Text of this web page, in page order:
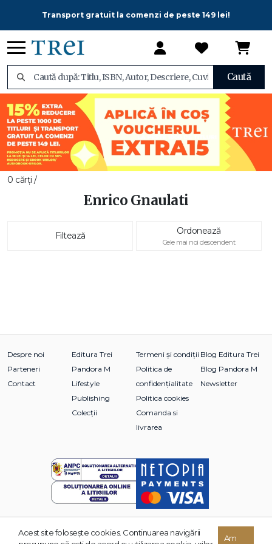
Transport gratuit la comenzi de peste 149 lei!
Caută
0 cărți /
Enrico Gnaulati
Filtează Ordonează
Cele mai noi descendent
Despre noi
Parteneri
Contact
Editura Trei
Pandora M
Lifestyle
Publishing
Colecții
Termeni și condiții
Politica de
confidențialitate
Politica cookies
Comanda si
livrarea
Blog Editura Trei
Blog Pandora M
Newsletter
© 2026 Grupul Editorial TREI. Toate drepturile rezervate.
Acest site foloseşte cookies. Continuarea navigării
Am